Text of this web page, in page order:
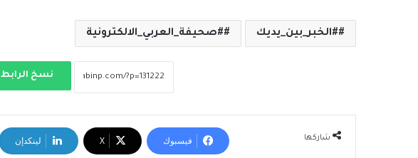
#الخبر_بين_يديك #صحيفة_العربي_الالكترونية
نسخ الرابط
شاركها فيسبوك ‫X لينكدإن